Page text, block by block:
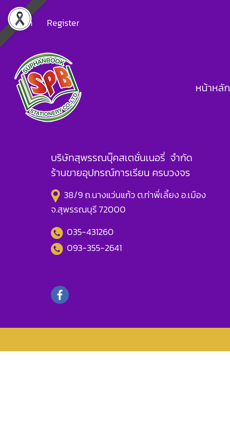
Login Register
หน้าหลัก
บริษัทสุพรรณบุ๊คสเตชั่นเนอรี่ จำกัด
ร้านขายอุปกรณ์การเรียน ครบวงจร
38/9 ถ.นางแว่นแก้ว ต.ท่าพี่เลี้ยง อ.เมือง
จ.สุพรรณบุรี 72000
035-431260
093-355-2641